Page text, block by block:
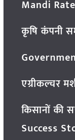
Mandi
कृषि कंपनी
एग्रीकल्चर
किसानों की
Success